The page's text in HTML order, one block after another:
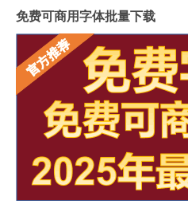
免费可商用字体批量下载